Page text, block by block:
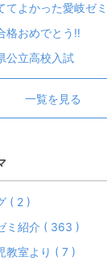
てよかった愛岐ゼミ
格おめでとう‼️
公立高校入試
一覧を見る
( 2 )
ミ紹介 ( 363 )
教室より ( 7 )